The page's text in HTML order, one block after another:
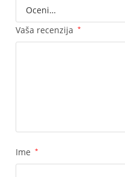
Vaša recenzija *
Ime *